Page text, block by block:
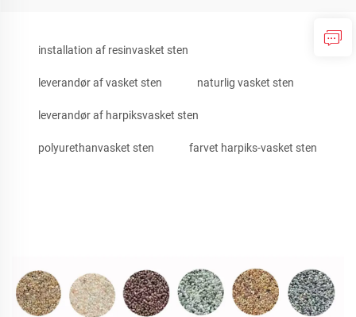
installation af resinvasket sten
leverandør af vasket sten naturlig vasket sten
leverandør af harpiksvasket sten
polyurethanvasket sten farvet harpiks-vasket sten